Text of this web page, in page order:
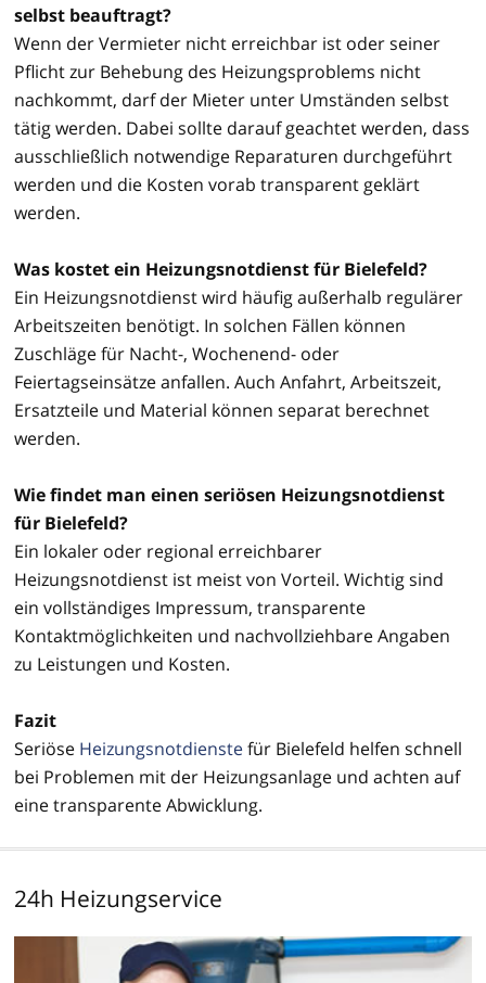
selbst beauftragt?
Wenn der Vermieter nicht erreichbar ist oder seiner
Pflicht zur Behebung des Heizungsproblems nicht
nachkommt, darf der Mieter unter Umständen selbst
tätig werden. Dabei sollte darauf geachtet werden, dass
ausschließlich notwendige Reparaturen durchgeführt
werden und die Kosten vorab transparent geklärt
werden.
Was kostet ein Heizungsnotdienst für Bielefeld?
Ein Heizungsnotdienst wird häufig außerhalb regulärer
Arbeitszeiten benötigt. In solchen Fällen können
Zuschläge für Nacht-, Wochenend- oder
Feiertagseinsätze anfallen. Auch Anfahrt, Arbeitszeit,
Ersatzteile und Material können separat berechnet
werden.
Wie findet man einen seriösen Heizungsnotdienst
für Bielefeld?
Ein lokaler oder regional erreichbarer
Heizungsnotdienst ist meist von Vorteil. Wichtig sind
ein vollständiges Impressum, transparente
Kontaktmöglichkeiten und nachvollziehbare Angaben
zu Leistungen und Kosten.
Fazit
Seriöse Heizungsnotdienstefür Bielefeld helfen schnell
bei Problemen mit der Heizungsanlage und achten auf
eine transparente Abwicklung.
24h Heizungservice